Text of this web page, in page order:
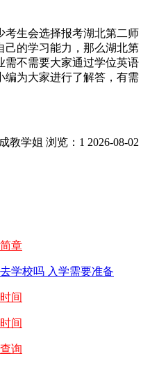
考生会选择报考湖北第二师
己的学习能力，那么湖北第
需不需要大家通过学位英语
编为大家进行了解答，有需
教学姐 浏览：1 2026-08-02
章
学校吗 入学需要准备
间
间
询